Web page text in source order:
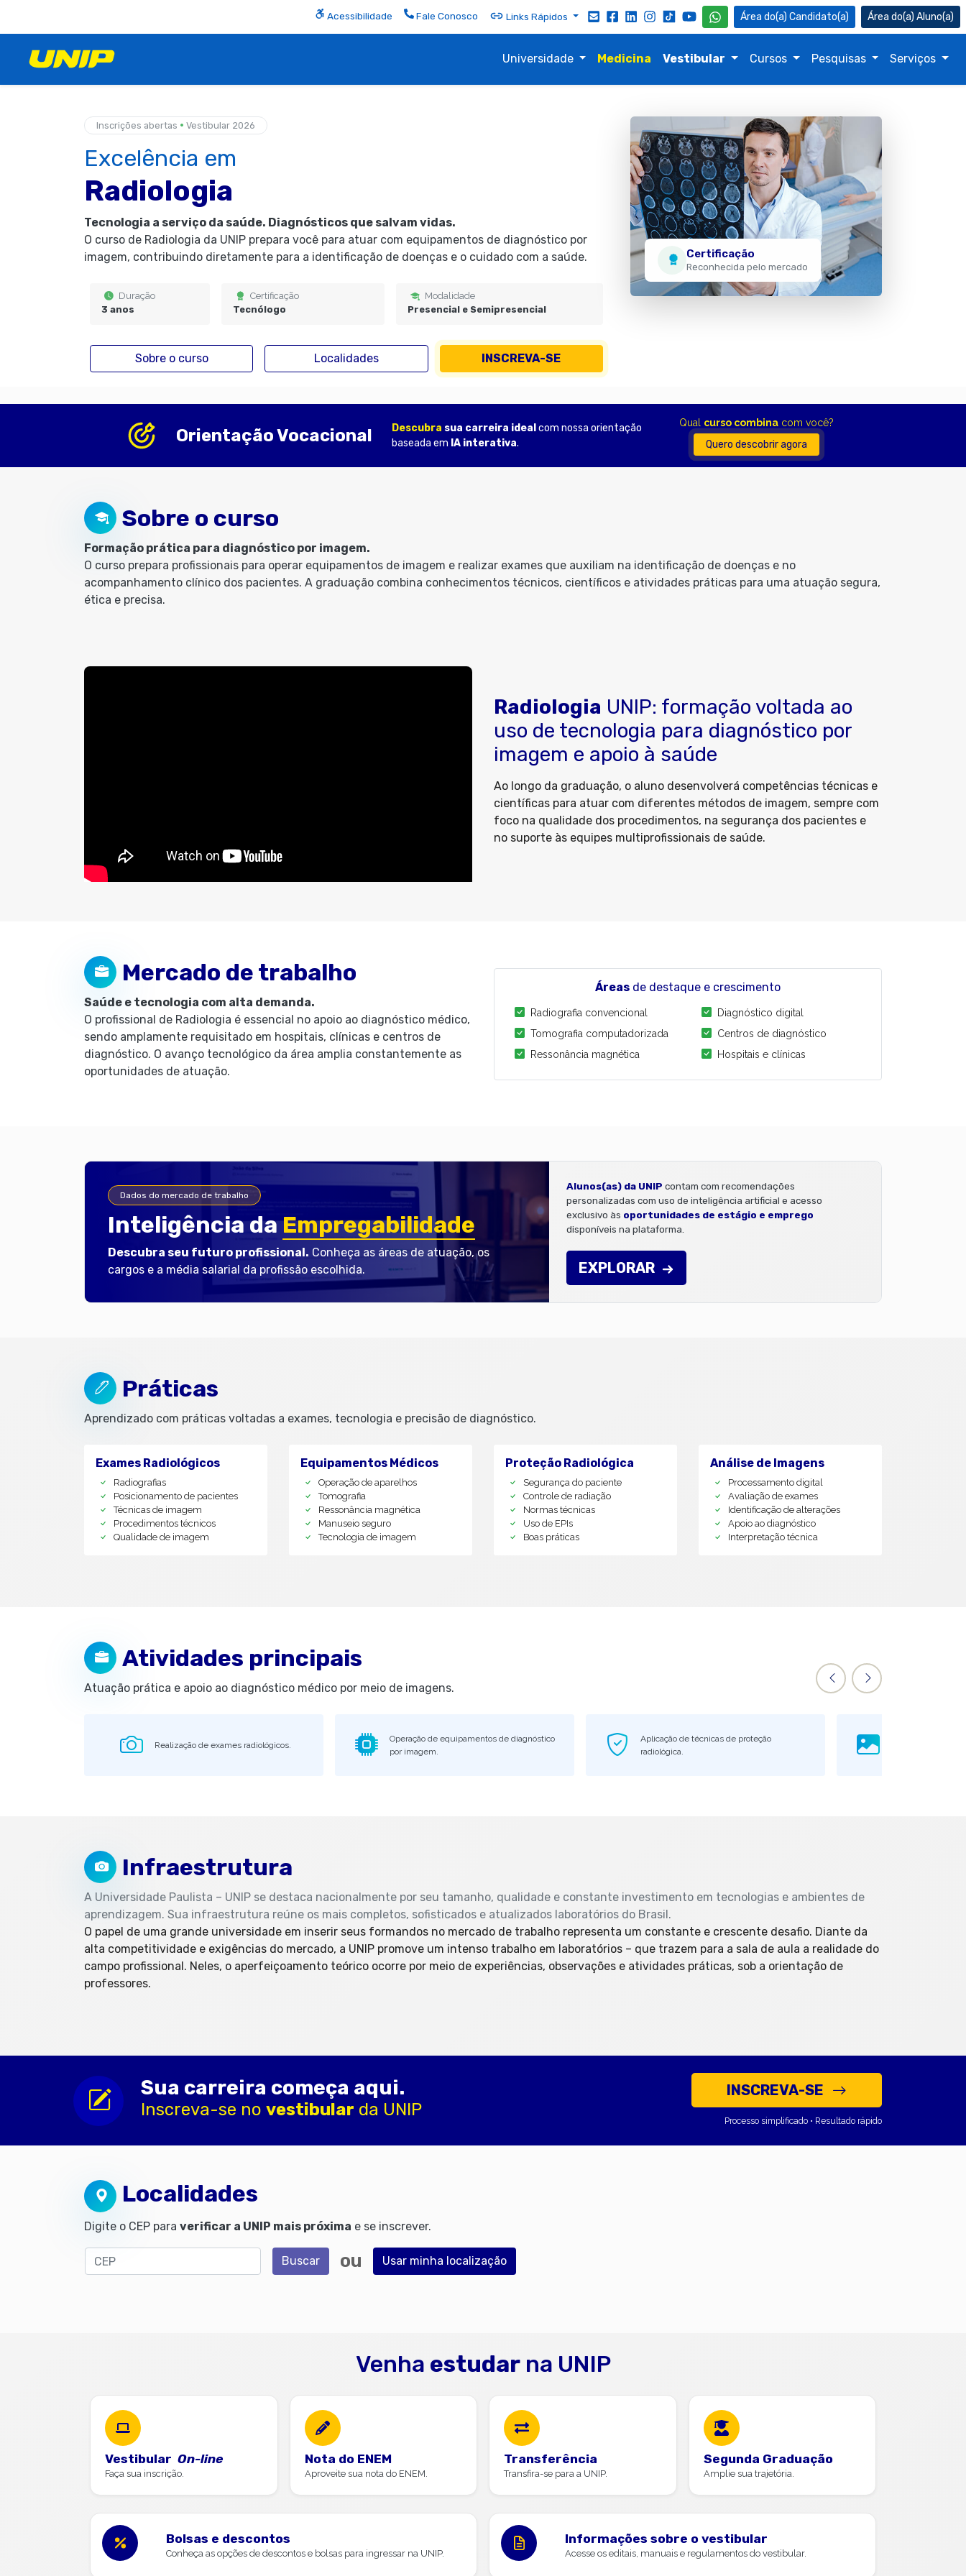
Acessibilidade Fale Conosco Links Rápidos Candidato(a) Aluno(a)
Universidade Medicina Vestibular Cursos Pesquisas Serviços
Inscrições abertas • Vestibular 2026
Excelência em
Radiologia
Tecnologia a serviço da saúde. Diagnósticos que salvam vidas.
O curso de Radiologia da UNIP prepara você para atuar com equipamentos de diagnóstico por
imagem, contribuindo diretamente para a identificação de doenças e o cuidado com a saúde.
Duração
3 anos
Certificação
Tecnólogo
Modalidade
Presencial e Semipresencial
Sobre o curso Localidades INSCREVA-SE
Certificação
Reconhecida pelo mercado
Orientação Vocacional Descubra sua carreira ideal com nossa orientação
baseada em IA interativa.
Qual curso combinacom você?
Quero descobrir agora
Sobre o curso
Formação prática para diagnóstico por imagem.
O curso prepara profissionais para operar equipamentos de imagem e realizar exames que auxiliam na identificação de doenças e no
acompanhamento clínico dos pacientes. A graduação combina conhecimentos técnicos, científicos e atividades práticas para uma atuação segura,
ética e precisa.
Radiologia UNIP: formação voltada ao
uso de tecnologia para diagnóstico por
imagem e apoio à saúde
Ao longo da graduação, o aluno desenvolverá competências técnicas e
científicas para atuar com diferentes métodos de imagem, sempre com
foco na qualidade dos procedimentos, na segurança dos pacientes e
no suporte às equipes multiprofissionais de saúde.
Mercado de trabalho
Saúde e tecnologia com alta demanda.
O profissional de Radiologia é essencial no apoio ao diagnóstico médico,
sendo amplamente requisitado em hospitais, clínicas e centros de
diagnóstico. O avanço tecnológico da área amplia constantemente as
oportunidades de atuação.
Áreas de destaque e crescimento
Radiografia convencional
Tomografia computadorizada
Ressonância magnética
Diagnóstico digital
Centros de diagnóstico
Hospitais e clínicas
Dados do mercado de trabalho
Inteligência daEmpregabilidade
Descubra seu futuro profissional. Conheça as áreas de atuação, os
cargos e a média salarial da profissão escolhida.
Alunos(as) da UNIP contam com recomendações
personalizadas com uso de inteligência artificial e acesso
exclusivo às oportunidades de estágio e emprego
disponíveis na plataforma.
EXPLORAR
Práticas
Aprendizado com práticas voltadas a exames, tecnologia e precisão de diagnóstico.
Exames Radiológicos
Radiografias
Posicionamento de pacientes
Técnicas de imagem
Procedimentos técnicos
Qualidade de imagem
Equipamentos Médicos
Operação de aparelhos
Tomografia
Ressonância magnética
Manuseio seguro
Tecnologia de imagem
Proteção Radiológica
Segurança do paciente
Controle de radiação
Normas técnicas
Uso de EPIs
Boas práticas
Análise de Imagens
Processamento digital
Avaliação de exames
Identificação de alterações
Apoio ao diagnóstico
Interpretação técnica
Atividades principais
Atuação prática e apoio ao diagnóstico médico por meio de imagens.
Realização de exames radiológicos.
Operação de equipamentos de diagnóstico
por imagem.
Aplicação de técnicas de proteção
radiológica.
Infraestrutura
A Universidade Paulista – UNIP se destaca nacionalmente por seu tamanho, qualidade e constante investimento em tecnologias e ambientes de
aprendizagem. Sua infraestrutura reúne os mais completos, sofisticados e atualizados laboratórios do Brasil.
O papel de uma grande universidade em inserir seus formandos no mercado de trabalho representa um constante e crescente desafio. Diante da
alta competitividade e exigências do mercado, a UNIP promove um intenso trabalho em laboratórios – que trazem para a sala de aula a realidade do
campo profissional. Neles, o aperfeiçoamento teórico ocorre por meio de experiências, observações e atividades práticas, sob a orientação de
professores.
Sua carreira começa aqui.
Inscreva-se no vestibular da UNIP
INSCREVA-SE
Processo simplificado • Resultado rápido
Localidades
Digite o CEP para verificar a UNIP mais próxima e se inscrever.
CEP Buscar ou Usar minha localização
Venha estudarna UNIP
Vestibular On-line
Faça sua inscrição.
Nota do ENEM
Aproveite sua nota do ENEM.
Transferência
Transfira-se para a UNIP.
Segunda Graduação
Amplie sua trajetória.
Bolsas e descontos
Conheça as opções de descontos e bolsas para ingressar na UNIP.
Informações sobre o vestibular
Acesse os editais, manuais e regulamentos do vestibular.